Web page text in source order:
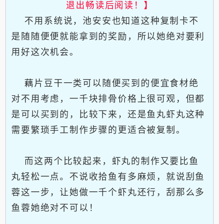
退出畅读后阅读！】
不用系统说，池安安也知道这种复制卡不
是随随便便就能拿到的奖励，所以她绝对要利
用好这次机会。
藕片豆干一类可以随便买到的便宜食材绝
对不用考虑，一千块排骨价格上很可观，但都
是可以买到的，比较下来，还是鱼丸虾丸这种
需要繁琐手工制作步骤的更适合被复制。
而这两个比较起来，虾丸的制作又要比鱼
丸轻松一点。不说收拾鱼有多麻烦，就说刮鱼
蓉这一步，让她做一千个虾丸还行，刮那么多
鱼蓉她绝对不可以！